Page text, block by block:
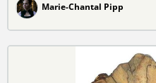
Marie-Chantal Pipp